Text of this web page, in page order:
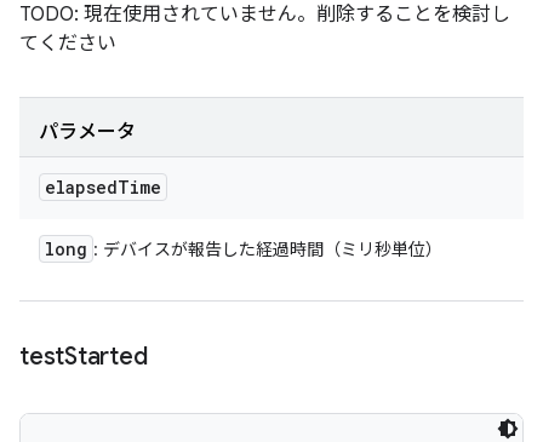
TODO: 現在使用されていません。削除することを検討し
てください
パラメータ
elapsedTime
long : デバイスが報告した経過時間（ミリ秒単位）
testStarted